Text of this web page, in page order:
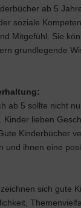
ab 5
soziale
Mitgefühl. Sie
grundlegende
ab 5 sollte nicht
Kinder lieben
Kinderbücher
und ihnen eine
sich gute